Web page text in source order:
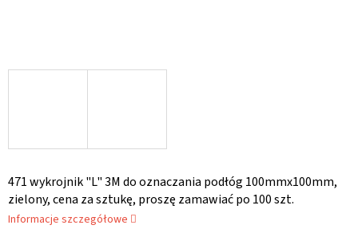
471 wykrojnik "L" 3M do oznaczania podłóg 100mmx100mm,
zielony, cena za sztukę, proszę zamawiać po 100 szt.
Informacje szczegółowe